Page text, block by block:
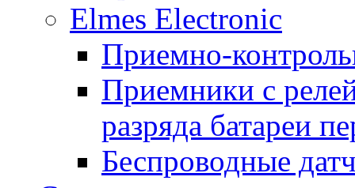
Elmes Electronic
Приемно-
Приемники с
разряда батареи
Беспроводные